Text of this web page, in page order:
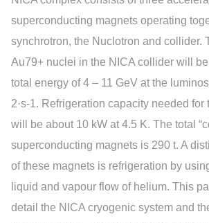
superconducting magnets operating
synchrotron, the Nuclotron and collider.
Au79+ nuclei in the NICA collider will
total energy of 4 – 11 GeV at the
2·s-1. Refrigeration capacity needed for
will be about 10 kW at 4.5 K. The total
superconducting magnets is 290 t. A
of these magnets is refrigeration by
liquid and vapour flow of helium. This
detail the NICA cryogenic system and